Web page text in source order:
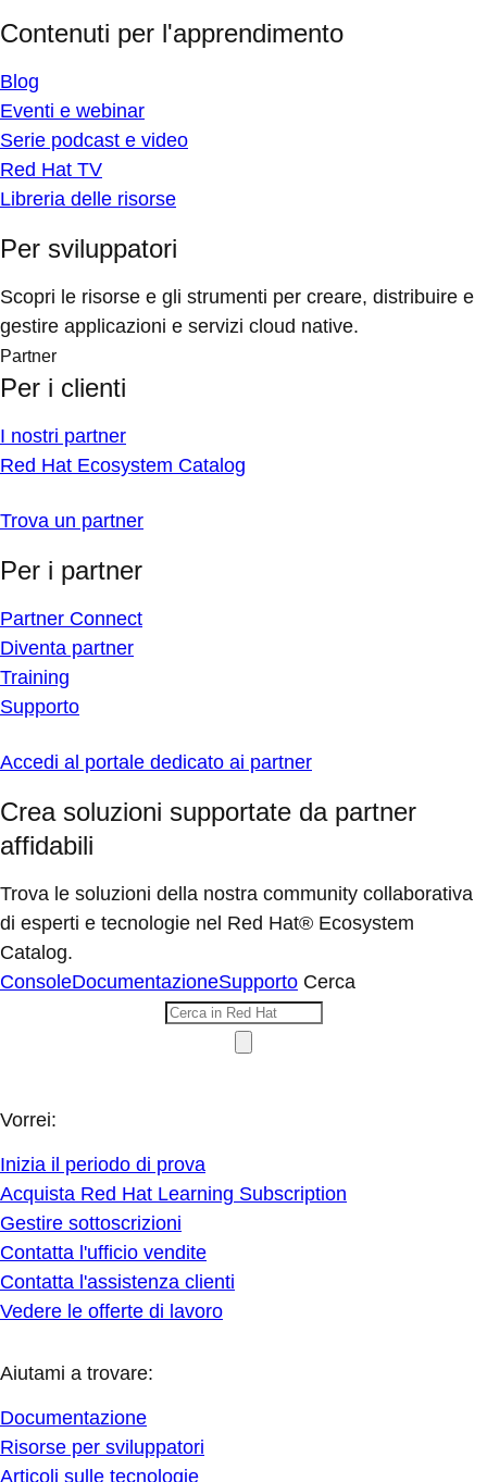
Contenuti per l'apprendimento
Blog
Eventi e webinar
Serie podcast e video
Red Hat TV
Libreria delle risorse
Per sviluppatori
Scopri le risorse e gli strumenti per creare, distribuire e
gestire applicazioni e servizi cloud native.
Partner
Per i clienti
I nostri partner
Red Hat Ecosystem Catalog
Trova un partner
Per i partner
Partner Connect
Diventa partner
Training
Supporto
Accedi al portale dedicato ai partner
Crea soluzioni supportate da partner
affidabili
Trova le soluzioni della nostra community collaborativa
di esperti e tecnologie nel Red Hat® Ecosystem
Catalog.
ConsoleDocumentazioneSupporto Cerca
Vorrei:
Inizia il periodo di prova
Acquista Red Hat Learning Subscription
Gestire sottoscrizioni
Contatta l'ufficio vendite
Contatta l'assistenza clienti
Vedere le offerte di lavoro
Aiutami a trovare:
Documentazione
Risorse per sviluppatori
Articoli sulle tecnologie